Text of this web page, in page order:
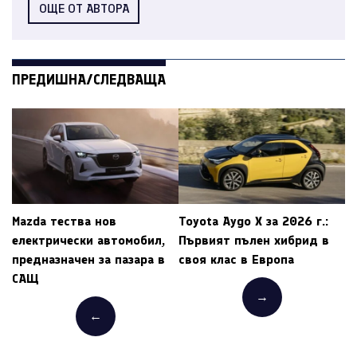
ОЩЕ ОТ АВТОРА
ПРЕДИШНА/СЛЕДВАЩА
Mazda тества нов
електрически автомобил,
предназначен за пазара в
САЩ
←
Toyota Aygo X за 2026 г.:
Първият пълен хибрид в
своя клас в Европа
→